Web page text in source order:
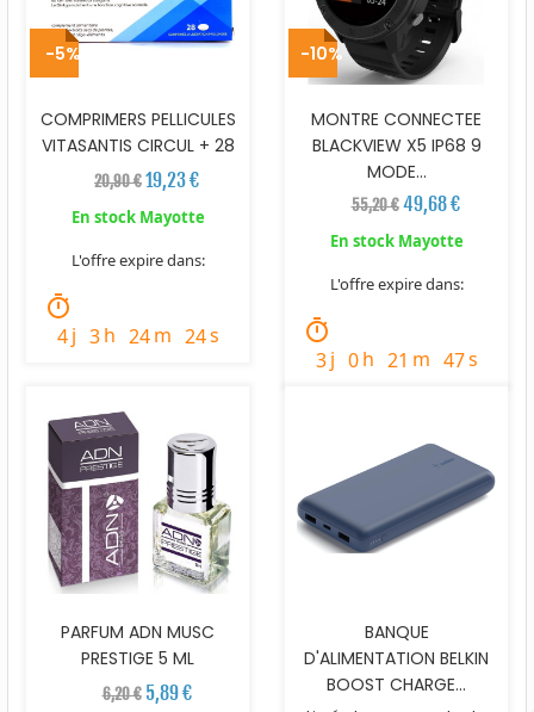
COMPRIMERS PELLICULES
VITASANTIS CIRCUL + 28
20,90 €19,23 €
En stock Mayotte
L'offre expire dans:
timer
4j 3h 24m 23s
MONTRE CONNECTEE
BLACKVIEW X5 IP68 9
MODE...
55,20 € 49,68 €
En stock Mayotte
L'offre expire dans:
timer
3j 0h 21 m 46s
-5%
PARFUM ADN MUSC
PRESTIGE 5 ML
6,20 € 5,89 €
-10%
BANQUE
D'ALIMENTATION BELKIN
BOOST CHARGE...